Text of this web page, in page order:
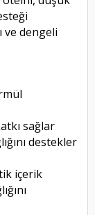
ve dengeli
sağlar
destekler
içerik